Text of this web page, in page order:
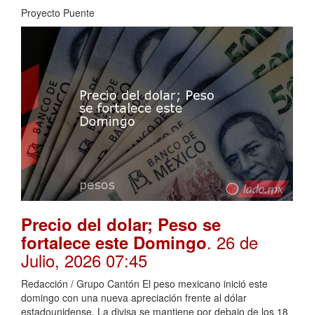
Proyecto Puente
Precio del dolar; Peso se
fortalece este Domingo. 26 de
Julio, 2026 07:45
Redacción / Grupo Cantón El peso mexicano inició este
domingo con una nueva apreciación frente al dólar
estadounidense. La divisa se mantiene por debajo de los 18